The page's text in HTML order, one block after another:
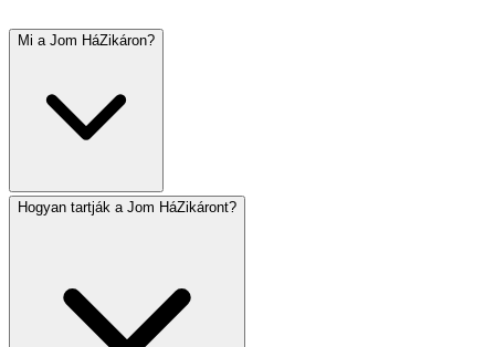
Mi a Jom HáZikáron?
egyperces sziréna szól, másnap délelőtt 11-kor pedig
kétperces sziréna, amely alatt az egész ország
Hogyan tartják a Jom HáZikáront?